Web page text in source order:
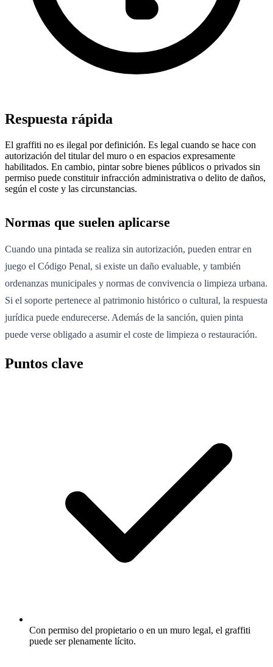
Respuesta rápida
El graffiti no es ilegal por definición. Es legal cuando se hace con
autorización del titular del muro o en espacios expresamente
habilitados. En cambio, pintar sobre bienes públicos o privados sin
permiso puede constituir infracción administrativa o delito de daños,
según el coste y las circunstancias.
Normas que suelen aplicarse
Cuando una pintada se realiza sin autorización, pueden entrar en
juego el Código Penal, si existe un daño evaluable, y también
ordenanzas municipales y normas de convivencia o limpieza urbana.
Si el soporte pertenece al patrimonio histórico o cultural, la respuesta
jurídica puede endurecerse. Además de la sanción, quien pinta
puede verse obligado a asumir el coste de limpieza o restauración.
Puntos clave
Con permiso del propietario o en un muro legal, el graffiti
puede ser plenamente lícito.